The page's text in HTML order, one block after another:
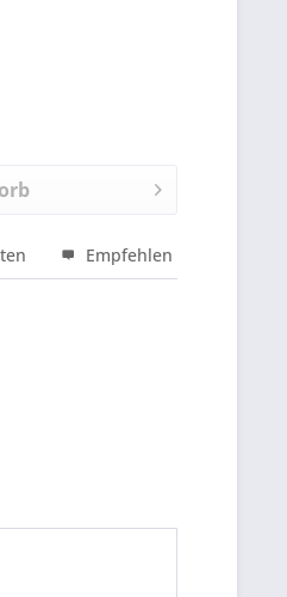
Empfehlen